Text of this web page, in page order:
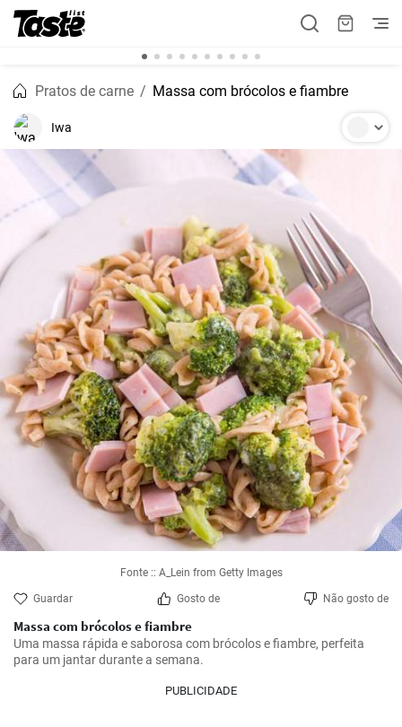
Pratos de carne Massa com brócolos e fiambre
Iwa
Fonte :: A_Lein from Getty Images
Guardar Gosto de Não gosto de
Massa com brócolos e fiambre
Uma massa rápida e saborosa com brócolos e fiambre, perfeita
para um jantar durante a semana.
PUBLICIDADE